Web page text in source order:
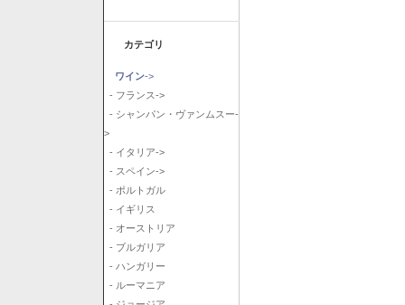
カテゴリ
ワイン->
- フランス->
- シャンパン・ヴァンムスー-
>
- イタリア->
- スペイン->
- ポルトガル
- イギリス
- オーストリア
- ブルガリア
- ハンガリー
- ルーマニア